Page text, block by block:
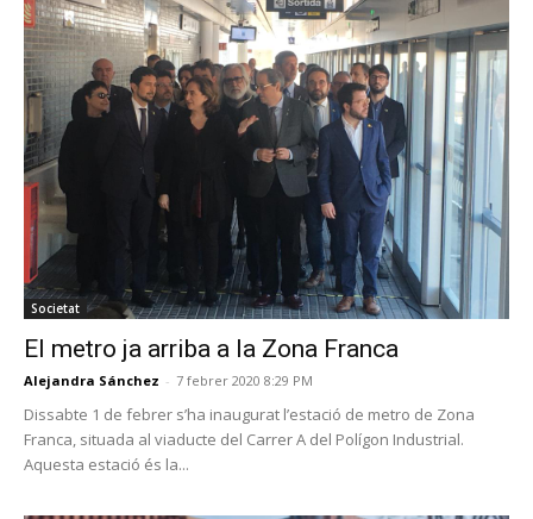
Societat
El metro ja arriba a la Zona Franca
Alejandra Sánchez - 7 febrer 2020 8:29 PM
Dissabte 1 de febrer s’ha inaugurat l’estació de metro de Zona
Franca, situada al viaducte del Carrer A del Polígon Industrial.
Aquesta estació és la...